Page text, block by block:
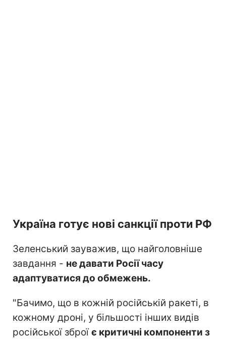
Україна готує нові санкції проти РФ
Зеленський зауважив, що найголовніше
завдання - не давати Росії часу
адаптуватися до обмежень.
"Бачимо, що в кожній російській ракеті, в
кожному дроні, у більшості інших видів
російської зброїє критичні компоненти з